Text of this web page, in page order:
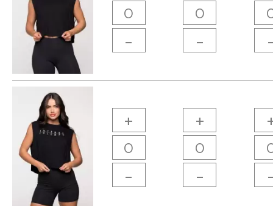
- -
+
-
+
-